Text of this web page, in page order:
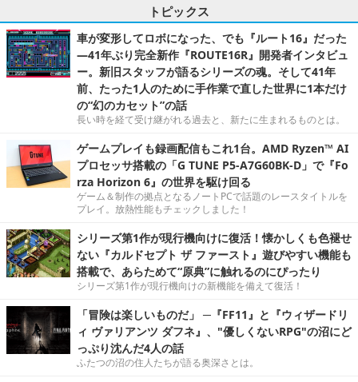
トピックス
車が変形してロボになった、でも『ルート16』だった
―41年ぶり完全新作『ROUTE16R』開発者インタビュ
ー。新旧スタッフが語るシリーズの魂。そして41年
前、たった1人のために手作業で直した世界に1本だけ
の“幻のカセット”の話
長い時を経て受け継がれる過去と、新たに生まれるものとは。
ゲームプレイも録画配信もこれ1台。AMD Ryzen™ AI
プロセッサ搭載の「G TUNE P5-A7G60BK-D」で『Fo
rza Horizon 6』の世界を駆け回る
ゲーム＆制作の拠点となるノートPCで話題のレースタイトルを
プレイ。放熱性能もチェックしました！
シリーズ第1作が現行機向けに復活！懐かしくも色褪せ
ない『カルドセプト ザ ファースト』遊びやすい機能も
搭載で、あらためて“原典”に触れるのにぴったり
シリーズ第1作が現行機向けの新機能を備えて復活！
「冒険は楽しいものだ」 ─『FF11』と『ウィザードリ
ィ ヴァリアンツ ダフネ』、"優しくないRPG"の沼にど
っぷり沈んだ4人の話
ふたつの沼の住人たちが語る奥深さとは。